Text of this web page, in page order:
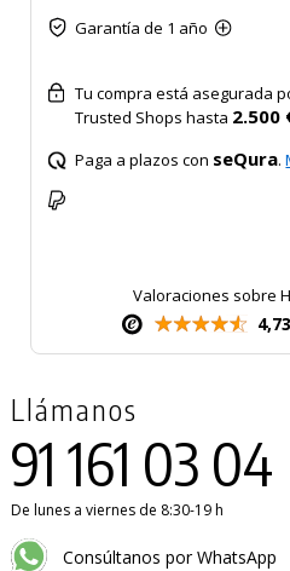
Garantía de 1 año
Tu compra está asegurada
Trusted Shops hasta 2.500
Paga a plazos con seQura.
Valoraciones sobre
Llámanos
91 161 03 04
De lunes a viernes de 8:30-19 h
Consúltanos por WhatsApp